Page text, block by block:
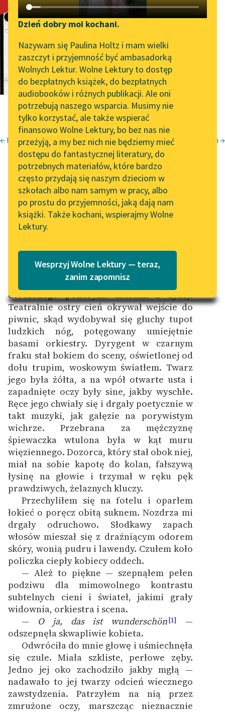
Katalog DAISY
Podkasty o książkach
Zgłoś brak utworu
Aktualności
„Prokurator Alicja Horn”
do słuchania
Byliśmy częścią AI Impact
Lab
Zapraszamy na spotkanie
online z tłumaczkami
literatury skandynawskiej
Spotkanie z Katarzyną
Tunkiel w Oslo
102. lata temu zmarł
Joseph Conrad
Lektury szkolne i klasyka
literatury do słuchania dla
uczennic i uczniów z
niepełnosprawnościami
E-kolekcja lektur
szkolnych i literatury do
słuchania dla uczennic i
uczniów z
niepełnosprawnościami
Feministyczne inspiracje.
Popularyzacja
skandynawskiej literatury
feministycznej
Ręce pełne poezji
Kolekcje edukacyjne
twórców przechodzących
do domeny publicznej,
lektur szkolnych oraz
Starego Testamentu
Odkurzamy bohaterów
Szkoła Poezji Wolnych
Narzędzia
Mapa Wolnych Lektur
Leśmianator
Przewodnik dla piszących i
czytających
API
OAI-PMH
Widget Wolnych Lektur
Przypisy
Katalog w formacie PDF
O nas
Kontakt
O projekcie
Zespół
Zasady wykorzystania
Wolnych Lektur
Dzień dobry moi kochani.
Nazywam się Paulina Holtz i mam wielki
zaszczyt i przyjemność być ambasadorką
Wolnych Lektur. Wolne Lektury to dostęp
do bezpłatnych książek, do bezpłatnych
audiobooków i różnych publikacji. Ale oni
potrzebują naszego wsparcia. Musimy nie
tylko korzystać, ale także wspierać
finansowo Wolne Lektury, bo bez nas nie
przeżyją, a my bez nich nie będziemy mieć
dostępu do fantastycznej literatury, do
potrzebnych materiałów, które bardzo
często przydają się naszym dzieciom w
szkołach albo nam samym w pracy, albo
po prostu do przyjemności, jaką dają nam
książki. Także kochani, wspierajmy Wolne
Lektury.
Wesprzyj Wolne Lektury — teraz,
zanim zapomnisz
Podróż pulmanem →
← Independence dayTadeusz Borowski
Opera, opera
kurtyna znowu uniosła się do góry.
Złotawy blask reflektorów zalewał
kamienie podwórza więziennego,
otoczonego ponurymi murami z dykty.
Teatralnie ostry cień okrywał wejście do
piwnic, skąd wydobywał się głuchy tupot
ludzkich nóg, potęgowany umiejętnie
basami orkiestry. Dyrygent w czarnym
fraku stał bokiem do sceny, oświetlonej od
dołu trupim, woskowym światłem. Twarz
jego była żółta, a na wpół otwarte usta i
zapadnięte oczy były sine, jakby wyschłe.
Ręce jego chwiały się i drgały poetycznie w
takt muzyki, jak gałęzie na porywistym
wichrze. Przebrana za mężczyznę
śpiewaczka wtulona była w kąt muru
więziennego. Dozorca, który stał obok niej,
miał na sobie kapotę do kolan, fałszywą
łysinę na głowie i trzymał w ręku pęk
prawdziwych, żelaznych kluczy.
Przechyliłem się na fotelu i oparłem
łokieć o poręcz obitą suknem. Nozdrza mi
drgały odruchowo. Słodkawy zapach
włosów mieszał się z drażniącym odorem
skóry, wonią pudru i lawendy. Czułem koło
policzka ciepły kobiecy oddech.
— Ależ to piękne — szepnąłem pełen
podziwu dla mimowolnego kontrastu
subtelnych cieni i świateł, jakimi grały
widownia, orkiestra i scena.
— O ja, das ist wunderschön[1]
—
odszepnęła skwapliwie kobieta.
Odwróciła do mnie głowę i uśmiechnęła
się czule. Miała szkliste, perłowe zęby.
Jedno jej oko zachodziło jakby mgłą —
nadawało to jej twarzy odcień wiecznego
zawstydzenia. Patrzyłem na nią przez
zmrużone oczy, marszcząc nieznacznie